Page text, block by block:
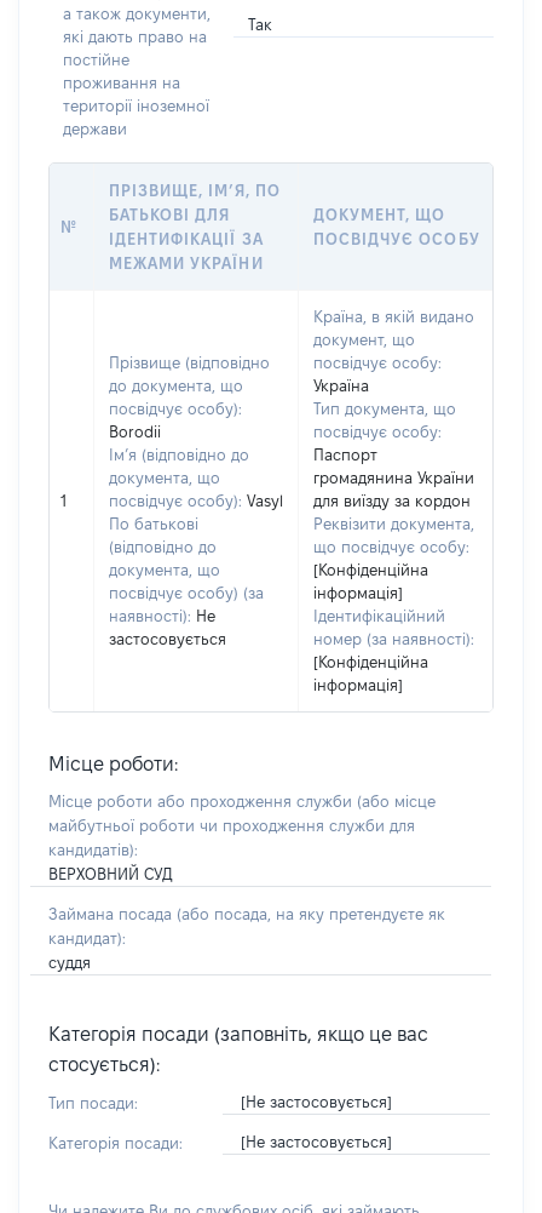
а також документи,
які дають право на
постійне
проживання на
території іноземної
держави
Так
№
ПРІЗВИЩЕ, ІМ’Я, ПО
БАТЬКОВІ ДЛЯ
ІДЕНТИФІКАЦІЇ ЗА
МЕЖАМИ УКРАЇНИ
ДОКУМЕНТ, ЩО
ПОСВІДЧУЄ ОСОБУ
1
Прізвище (відповідно
до документа, що
посвідчує особу):
Borodii
Ім’я (відповідно до
документа, що
посвідчує особу): Vasyl
По батькові
(відповідно до
документа, що
посвідчує особу) (за
наявності): Не
застосовується
Країна, в якій видано
документ, що
посвідчує особу:
Україна
Тип документа, що
посвідчує особу:
Паспорт
громадянина України
для виїзду за кордон
Реквізити документа,
що посвідчує особу:
[Конфіденційна
інформація]
Ідентифікаційний
номер (за наявності):
[Конфіденційна
інформація]
Місце роботи:
Місце роботи або проходження служби (або місце
майбутньої роботи чи проходження служби для
кандидатів):
ВЕРХОВНИЙ СУД
Займана посада (або посада, на яку претендуєте як
кандидат):
суддя
Категорія посади (заповніть, якщо це вас
стосується):
Тип посади: [Не застосовується]
Категорія посади: [Не застосовується]